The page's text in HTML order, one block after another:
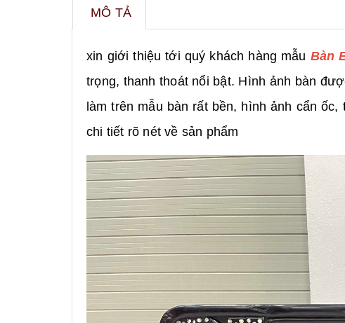
MÔ TẢ
xin giới thiệu tới quý khách hàng mẫu Bàn
trọng, thanh thoát nổi bật. Hình ảnh bàn
làm trên mẫu bàn rất bền, hình ảnh cẩn
chi tiết rõ nét về sản phẩm